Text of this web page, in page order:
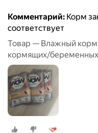
Комментарий: Корм
соответствует
Товар — Влажный корм
кормящих/беременных